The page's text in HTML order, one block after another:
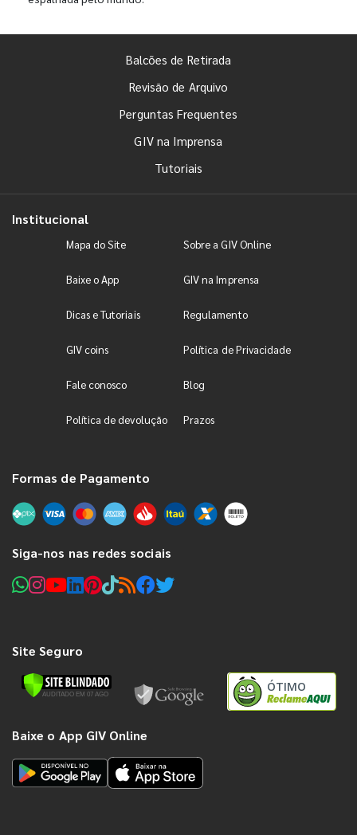
Balcões de Retirada
Revisão de Arquivo
Perguntas Frequentes
GIV na Imprensa
Tutoriais
Institucional
Mapa do Site Sobre a GIV Online
Baixe o App GIV na Imprensa
Dicas e Tutoriais Regulamento
GIV coins Política de Privacidade
Fale conosco Blog
Política de devolução Prazos
Formas de Pagamento
Siga-nos nas redes sociais
Site Seguro
ÓTIMO
Baixe o App GIV Online